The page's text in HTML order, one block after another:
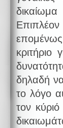
Επιπλέον
κριτήριο
δηλαδή να
το λόγο
τον